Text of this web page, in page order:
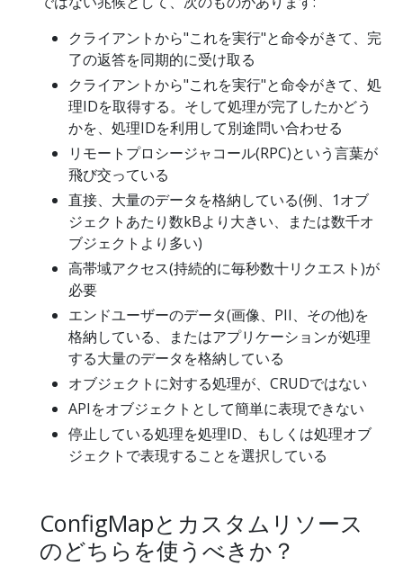
クライアントから"これを実行"と命令がきて、完
了の返答を同期的に受け取る
クライアントから"これを実行"と命令がきて、処
理IDを取得する。そして処理が完了したかどう
かを、処理IDを利用して別途問い合わせる
リモートプロシージャコール(RPC)という言葉が
飛び交っている
直接、大量のデータを格納している(例、1オブ
ジェクトあたり数kBより大きい、または数千オ
ブジェクトより多い)
高帯域アクセス(持続的に毎秒数十リクエスト)が
必要
エンドユーザーのデータ(画像、PII、その他)を
格納している、またはアプリケーションが処理
する大量のデータを格納している
オブジェクトに対する処理が、CRUDではない
APIをオブジェクトとして簡単に表現できない
停止している処理を処理ID、もしくは処理オブ
ジェクトで表現することを選択している
ConfigMapとカスタムリソース
のどちらを使うべきか？